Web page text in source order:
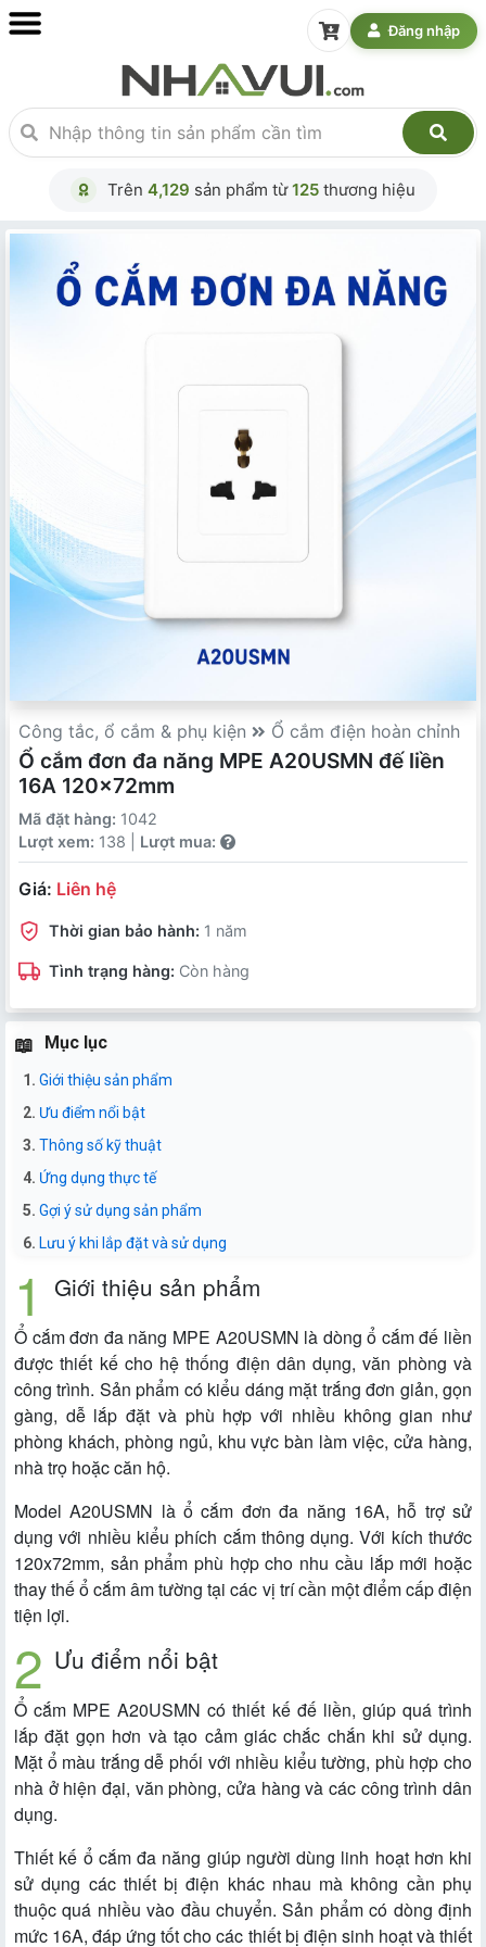
Đăng nhập
Trên 4,129 sản phẩm từ125 thương hiệu
Công tắc, ổ cắm & phụ kiện Ổ cắm điện hoàn chỉnh
Ổ cắm đơn đa năng MPE A20USMN đế liền
16A 120x72mm
Mã đặt hàng: 1042
Lượt xem: 138 | Lượt mua:
Giá: Liên hệ
Thời gian bảo hành: 1 năm
Tình trạng hàng: Còn hàng
Mục lục
Giới thiệu sản phẩm
Ưu điểm nổi bật
Thông số kỹ thuật
Ứng dụng thực tế
Gợi ý sử dụng sản phẩm
Lưu ý khi lắp đặt và sử dụng
Giới thiệu sản phẩm
Ổ cắm đơn đa năng MPE A20USMN là dòng ổ cắm đế liền
được thiết kế cho hệ thống điện dân dụng, văn phòng và
công trình. Sản phẩm có kiểu dáng mặt trắng đơn giản, gọn
gàng, dễ lắp đặt và phù hợp với nhiều không gian như
phòng khách, phòng ngủ, khu vực bàn làm việc, cửa hàng,
nhà trọ hoặc căn hộ.
Model A20USMN là ổ cắm đơn đa năng 16A, hỗ trợ sử
dụng với nhiều kiểu phích cắm thông dụng. Với kích thước
120x72mm, sản phẩm phù hợp cho nhu cầu lắp mới hoặc
thay thế ổ cắm âm tường tại các vị trí cần một điểm cấp điện
tiện lợi.
Ưu điểm nổi bật
Ổ cắm MPE A20USMN có thiết kế đế liền, giúp quá trình
lắp đặt gọn hơn và tạo cảm giác chắc chắn khi sử dụng.
Mặt ổ màu trắng dễ phối với nhiều kiểu tường, phù hợp cho
nhà ở hiện đại, văn phòng, cửa hàng và các công trình dân
dụng.
Thiết kế ổ cắm đa năng giúp người dùng linh hoạt hơn khi
sử dụng các thiết bị điện khác nhau mà không cần phụ
thuộc quá nhiều vào đầu chuyển. Sản phẩm có dòng định
mức 16A, đáp ứng tốt cho các thiết bị điện sinh hoạt và thiết